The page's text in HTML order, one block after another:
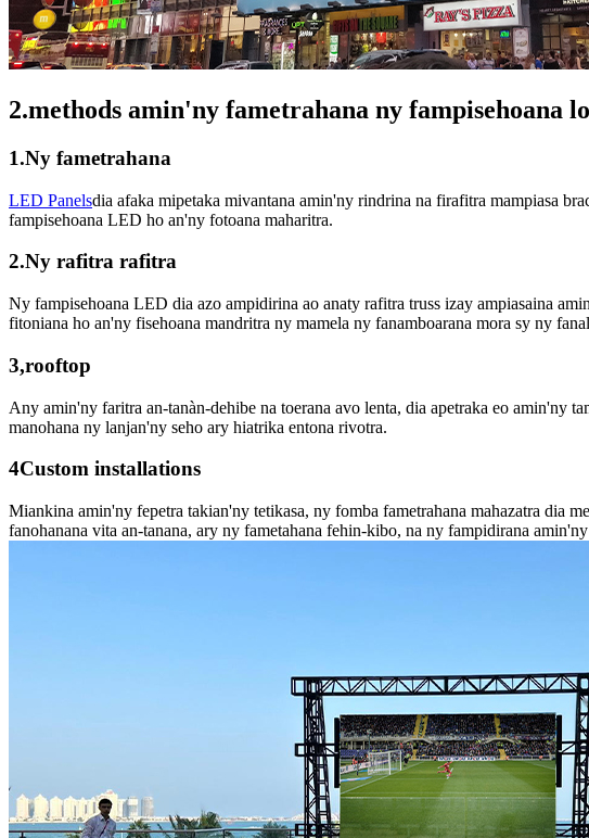
2.methods amin'ny fametrahana ny fampisehoana
1.Ny fametrahana
LED Panelsdia afaka mipetaka mivantana amin'ny rindrina na firafitra mampiasa
fampisehoana LED ho an'ny fotoana maharitra.
2.Ny rafitra rafitra
Ny fampisehoana LED dia azo ampidirina ao anaty rafitra truss izay ampiasaina
fitoniana ho an'ny fisehoana mandritra ny mamela ny fanamboarana mora sy ny
3,rooftop
Any amin'ny faritra an-tanàn-dehibe na toerana avo lenta, dia apetraka eo amin'ny
manohana ny lanjan'ny seho ary hiatrika entona rivotra.
4Custom installations
Miankina amin'ny fepetra takian'ny tetikasa, ny fomba fametrahana mahazatra dia
fanohanana vita an-tanana, ary ny fametahana fehin-kibo, na ny fampidirana